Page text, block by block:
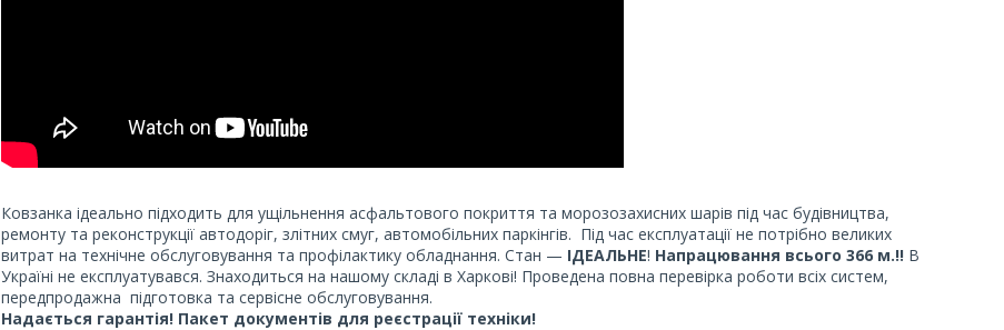
Ковзанка ідеально підходить для ущільнення асфальтового покриття та морозозахисних шарів під час будівництва,
ремонту та реконструкції автодоріг, злітних смуг, автомобільних паркінгів. Під час експлуатації не потрібно великих
витрат на технічне обслуговування та профілактику обладнання. Стан — ІДЕАЛЬНЕ! Напрацювання всього 366 м.!! В
Україні не експлуатувався. Знаходиться на нашому складі в Харкові! Проведена повна перевірка роботи всіх систем,
передпродажна підготовка та сервісне обслуговування.
Надається гарантія! Пакет документів для реєстрації техніки!